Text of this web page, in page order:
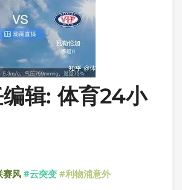
辑: 体育24小
赛风 #云突变 #利物浦意外